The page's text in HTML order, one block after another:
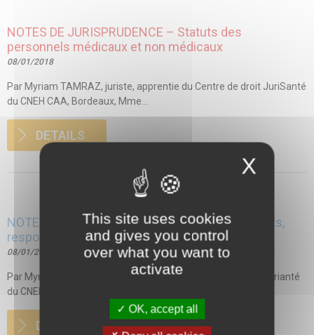
NOTES DE JURISPRUDENCE – Statuts des
personnels médicaux et non médicaux
08/01/2018
Par Myriam TAMRAZ, juriste, apprentie du Centre de droit JuriSanté
du CNEH CAA, Bordeaux, Mme...
DETAILS
NOTES DE JURISPRUDENCE – Droits des patients,
responsabilité, exercice professionnel
08/01/2018
Par Myriam TAMRAZ, juriste, apprentie du Centre de droit Jurianté
du CNEH CE, 2 octobre...
DETAILS
X
This site uses cookies
and gives you control
over what you want to
activate
OK, accept all